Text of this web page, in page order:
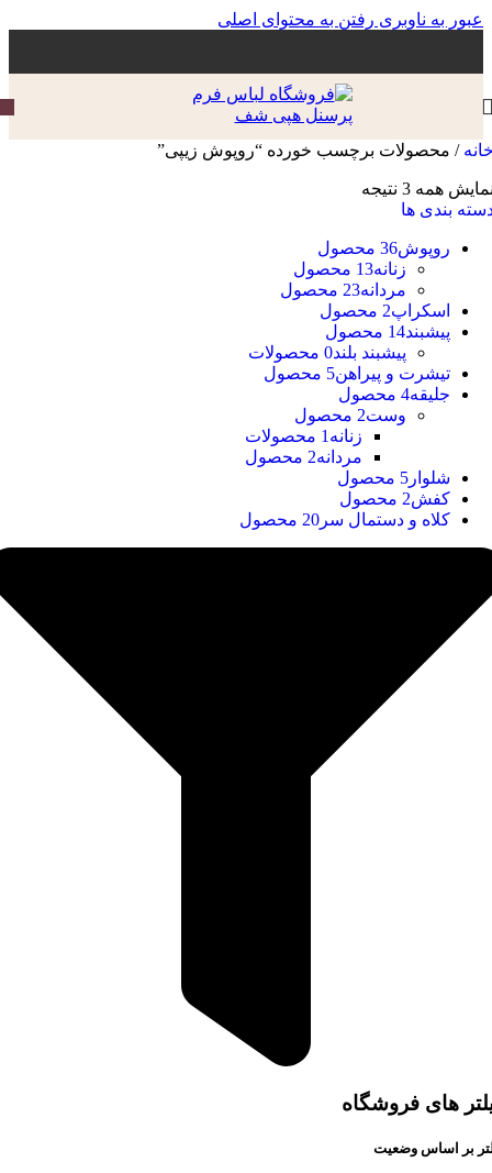
عبور به ناوبری رفتن به محتوای اصلی
/ محصولات برچسب خورده “روپوش زیپی”
همه 3 نتیجه
بندی ها
روپوش36 محصول
زنانه13 محصول
مردانه23 محصول
اسکراپ2 محصول
پیشبند14 محصول
پیشبند بلند0 محصولات
تیشرت و پیراهن5 محصول
جلیقه4 محصول
وست2 محصول
زنانه 1 محصولات
مردانه2 محصول
شلوار 5 محصول
کفش2 محصول
کلاه و دستمال سر 20 محصول
های فروشگاه
بر اساس وضعیت